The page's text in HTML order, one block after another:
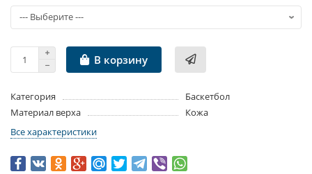
В корзину
Категория
Баскетбол
Материал верха
Кожа
Все характеристики